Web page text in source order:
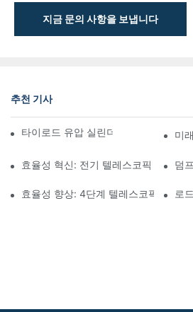
지금 문의 사항을 보냅니다
추천 기사
타이로드 유압 실린더의 기능과 중요
미
효율성 혁신: 전기 텔레스코픽 실린더
덤
효율성 향상: 4단계 텔레스코픽 유압로